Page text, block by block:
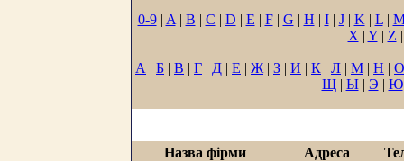
0-9| A | B | C | D | E | F| G | H | I| J| K | L|
X | Y| Z |
А | Б | В | Г | Д | Е | Ж | З | И | К | Л | М | Н | О
Щ| Ы| Э | Ю
Назва фірми Адреса